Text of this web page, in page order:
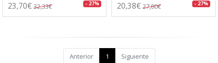
23,70€ 32,33€ - 27% 20,38€ 27,80€ - 27%
Anterior 1 Siguiente